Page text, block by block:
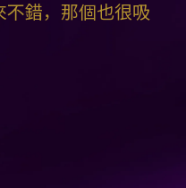
錯，那個也很吸